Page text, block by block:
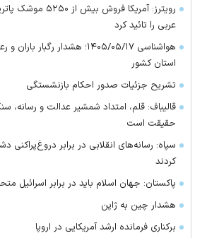
رویترز: آمریکا فروش
عربی را تائید کرد
استان کشور
تشریح جزئیات صدور احکام بازنشستگی
قالیباف: قلم، امتداد شمشیر عدالت و رسانه،
حقیقت است
سپاه: رسانه‌های انقلابی در برابر دروغ‌پراکنی
کردند
پاکستان: جهان اسلام باید در برابر اسرائیل
هشدار چین به ژاپن
برکناری فرمانده ارشد آمریکایی در اروپا